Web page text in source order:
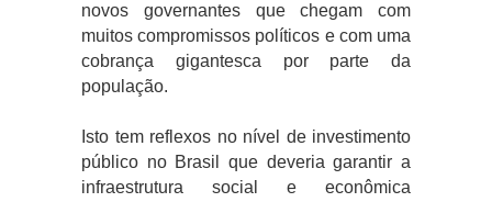
novos governantes que chegam com
muitos compromissos políticos e com uma
cobrança gigantesca por parte da
população.
Isto tem reflexos no nível de investimento
público no Brasil que deveria garantir a
infraestrutura social e econômica